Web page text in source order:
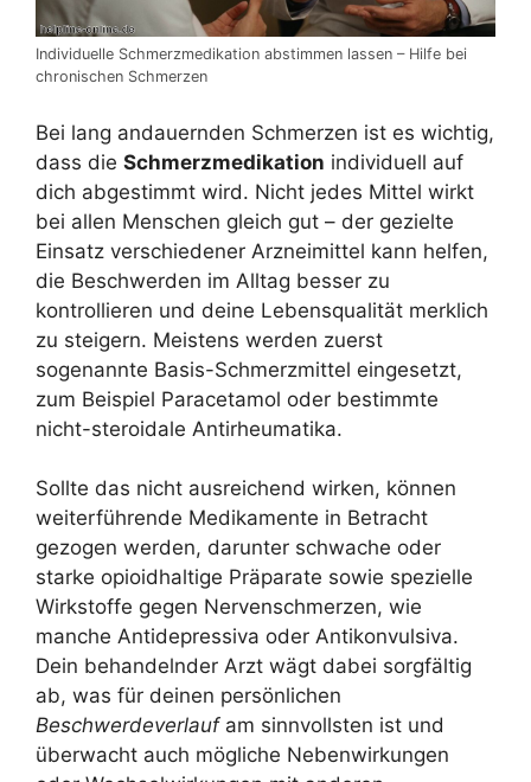
Individuelle Schmerzmedikation abstimmen lassen – Hilfe bei
chronischen Schmerzen
Bei lang andauernden Schmerzen ist es wichtig,
dass die Schmerzmedikation individuell auf
dich abgestimmt wird. Nicht jedes Mittel wirkt
bei allen Menschen gleich gut – der gezielte
Einsatz verschiedener Arzneimittel kann helfen,
die Beschwerden im Alltag besser zu
kontrollieren und deine Lebensqualität merklich
zu steigern. Meistens werden zuerst
sogenannte Basis-Schmerzmittel eingesetzt,
zum Beispiel Paracetamol oder bestimmte
nicht-steroidale Antirheumatika.
Sollte das nicht ausreichend wirken, können
weiterführende Medikamente in Betracht
gezogen werden, darunter schwache oder
starke opioidhaltige Präparate sowie spezielle
Wirkstoffe gegen Nervenschmerzen, wie
manche Antidepressiva oder Antikonvulsiva.
Dein behandelnder Arzt wägt dabei sorgfältig
ab, was für deinen persönlichen
Beschwerdeverlaufam sinnvollsten ist und
überwacht auch mögliche Nebenwirkungen